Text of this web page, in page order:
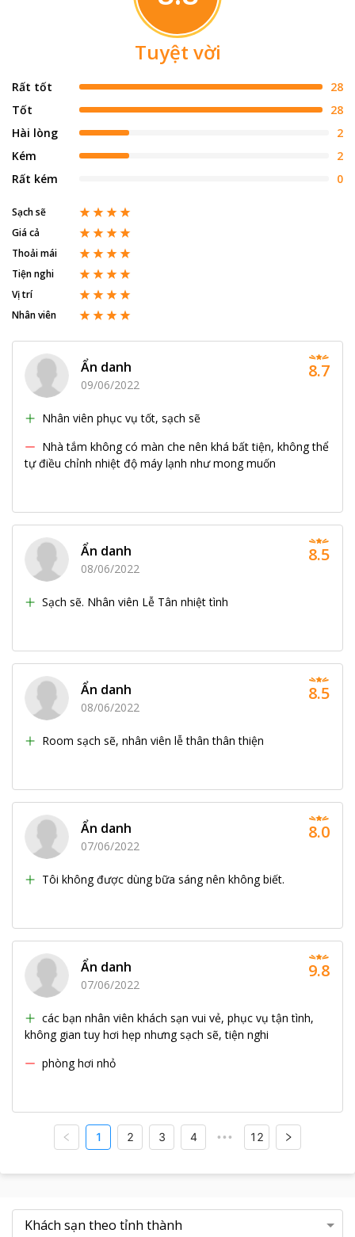
Tuyệt vời
Rất tốt
28
Tốt
28
Hài lòng
2
Kém
2
Rất kém
0
Sạch sẽ
Giá cả
Thoải mái
Tiện nghi
Vị trí
Nhân viên
Ẩn danh
09/06/2022
Nhân viên phục vụ tốt, sạch sẽ
Nhà tắm không có màn che nên khá bất tiện, không thể
tự điều chỉnh nhiệt độ máy lạnh như mong muốn
8.7
Ẩn danh
08/06/2022
Sạch sẽ. Nhân viên Lễ Tân nhiệt tình
8.5
Ẩn danh
08/06/2022
Room sạch sẽ, nhân viên lễ thân thân thiện
8.5
Ẩn danh
07/06/2022
Tôi không được dùng bữa sáng nên không biết.
8.0
Ẩn danh
07/06/2022
các bạn nhân viên khách sạn vui vẻ, phục vụ tận tình,
không gian tuy hơi hẹp nhưng sạch sẽ, tiện nghi
phòng hơi nhỏ
9.8
1 2 3 4 ••• 12